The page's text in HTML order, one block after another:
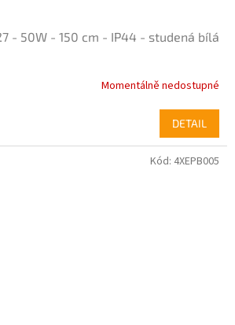
- 50W - 150 cm - IP44 - studená bílá
Momentálně nedostupné
DETAIL
Kód: 4XEPB005